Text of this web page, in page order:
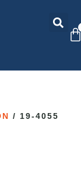
/ 19-4055